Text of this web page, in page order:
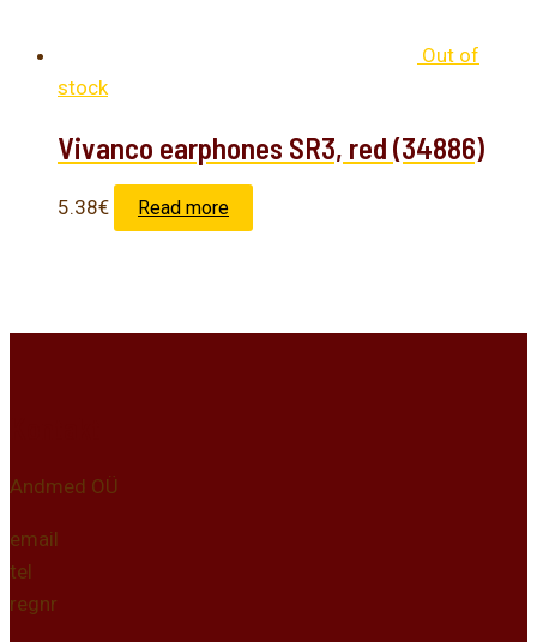
Out of
stock
Vivanco earphones SR3, red (34886)
5.38€ Read more
Andmed OÜ
email
tel
regnr